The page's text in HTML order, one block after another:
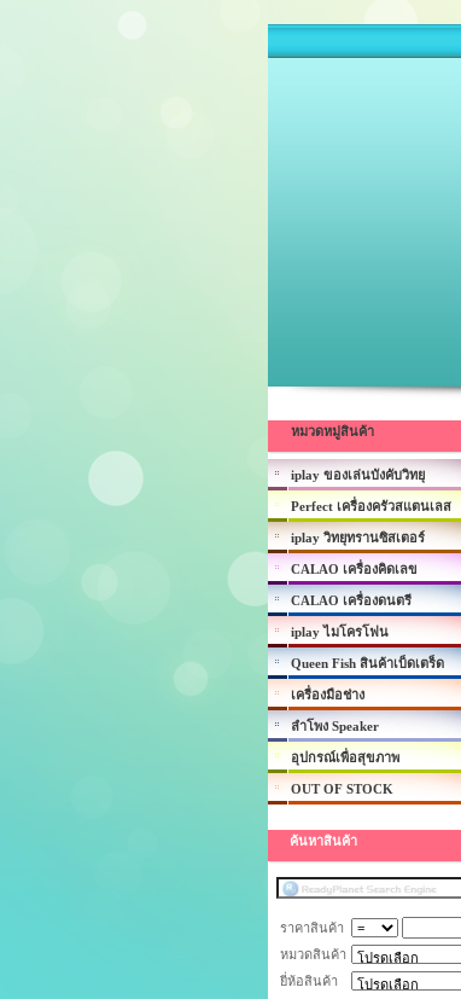
หมวดหมู่สินค้า
iplay ของเล่นบังคับวิทยุ
Perfect เครื่องครัวสแตนเลส
iplay วิทยุทรานซิสเตอร์
CALAO เครื่องคิดเลข
CALAO เครื่องดนตรี
iplay ไมโครโฟน
Queen Fish สินค้าเบ็ดเตร็ด
เครื่องมือช่าง
ลำโพง Speaker
อุปกรณ์เพื่อสุขภาพ
OUT OF STOCK
ค้นหาสินค้า
ราคาสินค้า
หมวดสินค้า
ยี่ห้อสินค้า